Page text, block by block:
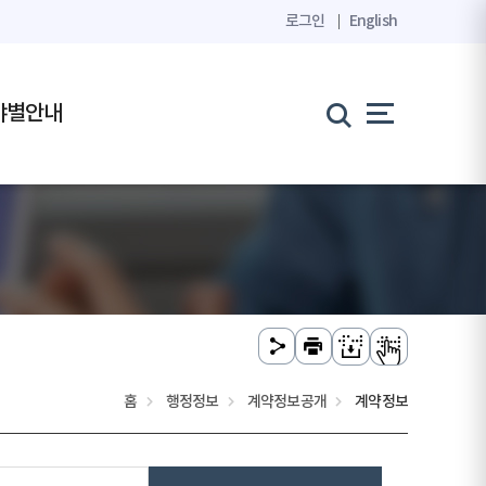
로그인 English
별안내
홈 행정정보 계약정보공개 계약정보